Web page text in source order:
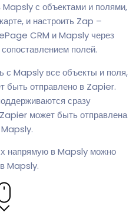
Mapsly с объектами и полями,
и настроить Zap –
CRM и Mapsly через
полей.
с Mapsly все объекты и поля,
быть отправлено в Zapier.
сразу
может быть отправлена
напрямую в Mapsly можно
Mapsly.